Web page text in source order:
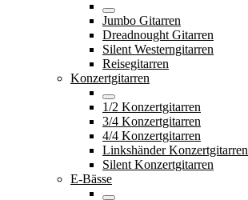
Jumbo Gitarren
Dreadnought Gitarren
Silent Westerngitarren
Reisegitarren
Konzertgitarren
1/2 Konzertgitarren
3/4 Konzertgitarren
4/4 Konzertgitarren
Linkshänder Konzertgitarren
Silent Konzertgitarren
E-Bässe